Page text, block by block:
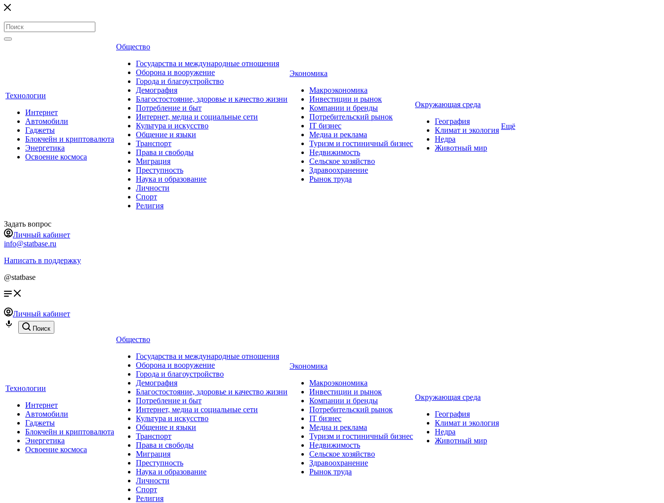
Технологии
Интернет
Автомобили
Гаджеты
Блокчейн и криптовалюта
Энергетика
Освоение космоса
Общество
Государства и международные отношения
Оборона и вооружение
Города и благоустройство
Демография
Благостостояние, здоровье и качество жизни
Потребление и быт
Интернет, медиа и социальные сети
Культура и искусство
Общение и языки
Транспорт
Права и свободы
Миграция
Преступность
Наука и образование
Личности
Спорт
Религия
Экономика
Макроэкономика
Инвестиции и рынок
Компании и бренды
Потребительский рынок
IT бизнес
Медиа и реклама
Туризм и гостиничный бизнес
Недвижимость
Сельское хозяйство
Здравоохранение
Рынок труда
Окружающая среда
География
Климат и экология
Недра
Животный мир
Ещё
Задать вопрос
Личный кабинет
info@statbase.ru
Написать в поддержку
@statbase
Личный кабинет
Поиск
Технологии
Интернет
Автомобили
Гаджеты
Блокчейн и криптовалюта
Энергетика
Освоение космоса
Общество
Государства и международные отношения
Оборона и вооружение
Города и благоустройство
Демография
Благостостояние, здоровье и качество жизни
Потребление и быт
Интернет, медиа и социальные сети
Культура и искусство
Общение и языки
Транспорт
Права и свободы
Миграция
Преступность
Наука и образование
Личности
Спорт
Религия
Экономика
Макроэкономика
Инвестиции и рынок
Компании и бренды
Потребительский рынок
IT бизнес
Медиа и реклама
Туризм и гостиничный бизнес
Недвижимость
Сельское хозяйство
Здравоохранение
Рынок труда
Окружающая среда
География
Климат и экология
Недра
Животный мир